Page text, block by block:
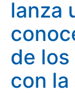
lanza
de
con